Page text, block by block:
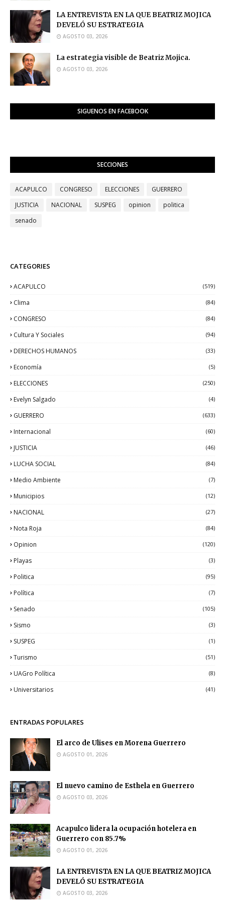
LA ENTREVISTA EN LA QUE BEATRIZ MOJICA
DEVELÓ SU ESTRATEGIA
AGOSTO 03, 2026
La estrategia visible de Beatriz Mojica.
AGOSTO 03, 2026
SIGUENOS EN FACEBOOK
SECCIONES
ACAPULCO CONGRESO ELECCIONES
GUERRERO
JUSTICIA
NACIONAL SUSPEG opinion
politica
senado
CATEGORIES
ACAPULCO (519)
Clima (84)
CONGRESO (84)
Cultura Y Sociales (94)
DERECHOS HUMANOS (33)
Economía (5)
ELECCIONES (250)
Evelyn Salgado (4)
GUERRERO (633)
Internacional (60)
JUSTICIA (46)
LUCHA SOCIAL (84)
Medio Ambiente (7)
Municipios (12)
NACIONAL (27)
Nota Roja (84)
Opinion (120)
Playas (3)
Politica (95)
Política (7)
Senado (105)
Sismo (3)
SUSPEG (1)
Turismo (51)
UAGro Política (8)
Universitarios (41)
ENTRADAS POPULARES
El arco de Ulises en Morena Guerrero
AGOSTO 01, 2026
El nuevo camino de Esthela en Guerrero
AGOSTO 03, 2026
Acapulco lidera la ocupación hotelera en
Guerrero con 85.7%
AGOSTO 01, 2026
LA ENTREVISTA EN LA QUE BEATRIZ MOJICA
DEVELÓ SU ESTRATEGIA
AGOSTO 03, 2026